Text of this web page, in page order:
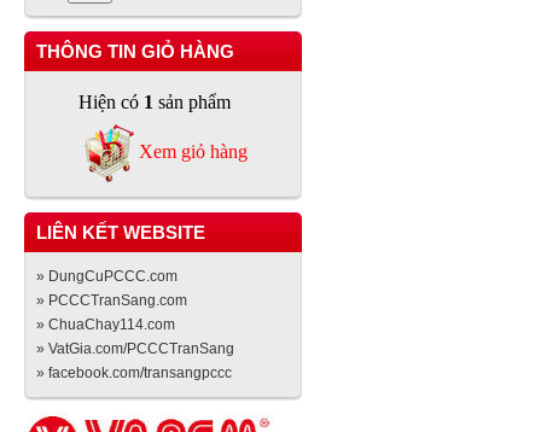
THÔNG TIN GIỎ HÀNG
Hiện có 1 sản phẩm
Xem giỏ hàng
LIÊN KẾT WEBSITE
» DungCuPCCC.com
» PCCCTranSang.com
» ChuaChay114.com
» VatGia.com/PCCCTranSang
» facebook.com/transangpccc